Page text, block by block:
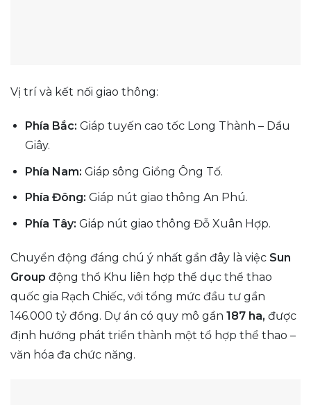
Vị trí và kết nối giao thông:
Phía Bắc: Giáp tuyến cao tốc Long Thành – Dầu
Giây.
Phía Nam: Giáp sông Giồng Ông Tố.
Phía Đông: Giáp nút giao thông An Phú.
Phía Tây: Giáp nút giao thông Đỗ Xuân Hợp.
Chuyển động đáng chú ý nhất gần đây là việc Sun
Group động thổ Khu liên hợp thể dục thể thao
quốc gia Rạch Chiếc, với tổng mức đầu tư gần
146.000 tỷ đồng. Dự án có quy mô gần 187 ha, được
định hướng phát triển thành một tổ hợp thể thao –
văn hóa đa chức năng.